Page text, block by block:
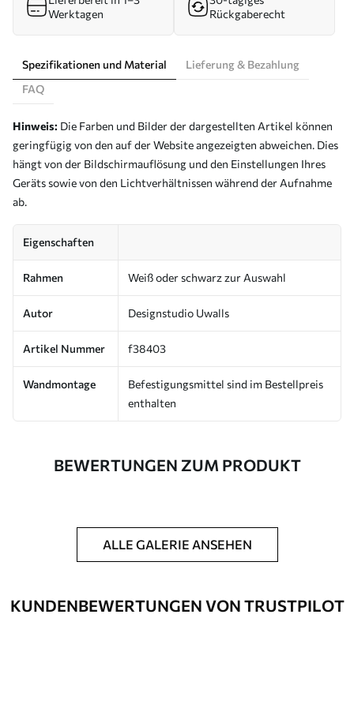
Werktagen
Rückgaberecht
Spezifikationen und Material
Lieferung & Bezahlung
FAQ
Hinweis: Die Farben und Bilder der dargestellten Artikel können
geringfügig von den auf der Website angezeigten abweichen. Dies
hängt von der Bildschirmauflösung und den Einstellungen Ihres
Geräts sowie von den Lichtverhältnissen während der Aufnahme
ab.
Eigenschaften
Rahmen Weiß oder schwarz zur Auswahl
Autor Designstudio Uwalls
Artikel Nummer f38403
Wandmontage
Befestigungsmittel sind im Bestellpreis
enthalten
BEWERTUNGEN ZUM PRODUKT
ALLE GALERIE ANSEHEN
KUNDENBEWERTUNGEN VON TRUSTPILOT